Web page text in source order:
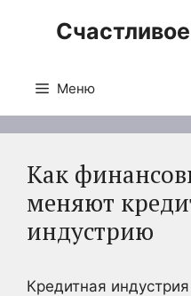
Меню
Как
меняют
индустрию
Кредитная